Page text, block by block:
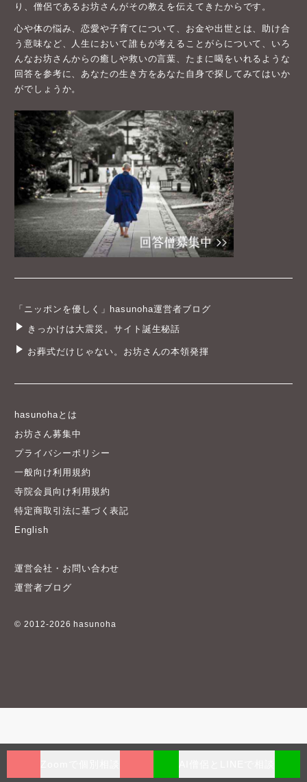
り、僧侶であるお坊さんがその教えを伝えてきたからです。
心や体の悩み、恋愛や子育てについて、お金や出世とは、助け合
う意味など、人生において誰もが考えることがらについて、いろ
んなお坊さんからの癒しや救いの言葉、たまに喝をいれるような
回答を参考に、あなたの生き方をあなた自身で探してみてはいか
がでしょうか。
「ニッポンを優しく」hasunoha運営者ブログ
きっかけは大震災。サイト誕生秘話
お葬式だけじゃない。お坊さんの本領発揮
hasunohaとは
お坊さん募集中
プライバシーポリシー
一般向け利用規約
寺院会員向け利用規約
特定商取引法に基づく表記
English
運営会社・お問い合わせ
運営者ブログ
© 2012-2026 hasunoha